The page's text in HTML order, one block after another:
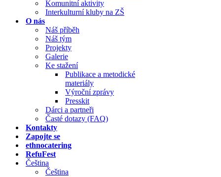
Komunitní aktivity
Interkulturní kluby na ZŠ
O nás
Náš příběh
Náš tým
Projekty
Galerie
Ke stažení
Publikace a metodické
materiály
Výroční zprávy
Presskit
Dárci a partneři
Časté dotazy (FAQ)
Kontakty
Zapojte se
ethnocatering
RefuFest
Čeština
Čeština